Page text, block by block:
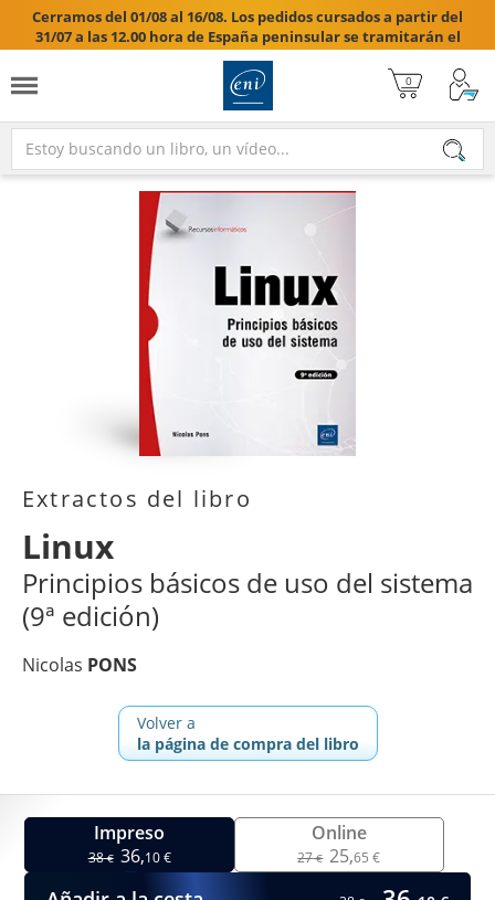
Cerramos del 01/08 al 16/08. Los pedidos cursados a partir del
31/07 a las 12.00 hora de España peninsular se tramitarán el
17/08/2026.

Extractos del libro
Linux
Principios básicos de uso del sistema
(9ª edición)
Nicolas PONS
Volver a
la página de compra del libro
Impreso
38€ 36,10 €
Online
27€ 25,65 €